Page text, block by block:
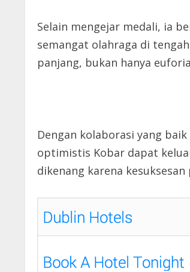
Selain mengejar medali, ia
semangat olahraga di
panjang, bukan hanya
Dengan kolaborasi yang
optimistis Kobar dapat
dikenang karena